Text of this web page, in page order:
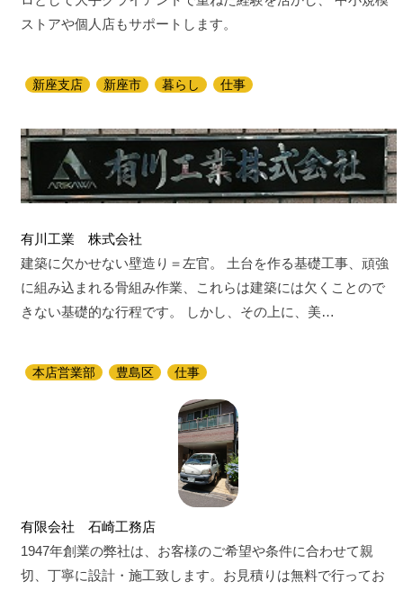
ストアや個人店もサポートします。
新座支店 新座市 暮らし 仕事
有川工業 株式会社
建築に欠かせない壁造り＝左官。 土台を作る基礎工事、頑強
に組み込まれる骨組み作業、これらは建築には欠くことので
きない基礎的な行程です。 しかし、その上に、美…
本店営業部 豊島区 仕事
有限会社 石崎工務店
1947年創業の弊社は、お客様のご希望や条件に合わせて親
切、丁寧に設計・施工致します。お見積りは無料で行ってお